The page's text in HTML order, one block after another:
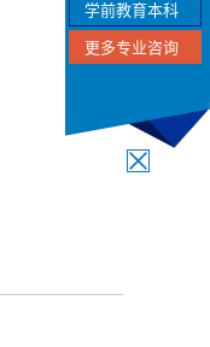
学前教育本科
更多专业咨询